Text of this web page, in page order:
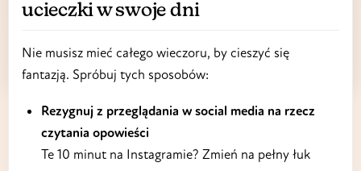
ucieczki w swoje dni
Nie musisz mieć całego wieczoru, by cieszyć się
fantazją. Spróbuj tych sposobów:
Rezygnuj z przeglądania w social media na rzecz
czytania opowieści
Te 10 minut na Instagramie? Zmień na pełny łuk